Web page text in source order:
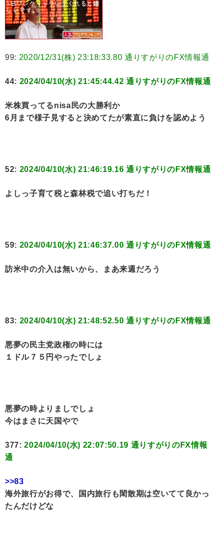
99: 2020/12/31(株) 23:18:33.80 通りすがりのFX情報通
44: 2024/04/10(水) 21:45:44.42 通りすがりのFX情報通
米株買ってるnisa民の大勝利か
6月まで様子見すると決めてたが素直に負けを認めよう
52: 2024/04/10(水) 21:46:19.16 通りすがりのFX情報通
よしっ子育て税と森林税で追い打ちだ！
59: 2024/04/10(水) 21:46:37.00 通りすがりのFX情報通
訪米中の介入は無いから、まあ来週だろう
83: 2024/04/10(水) 21:48:52.50 通りすがりのFX情報通
悪夢の民主党政権の時には
１ドル７５円やったでしょ
悪夢の時よりましでしょ
今はまさに天国やで
377:2024/04/10(水) 22:07:50.19 通りすがりのFX情報
通
>>83
海外旅行がお得で、国内旅行も閑散期は空いてて良かっ
たんだけどな